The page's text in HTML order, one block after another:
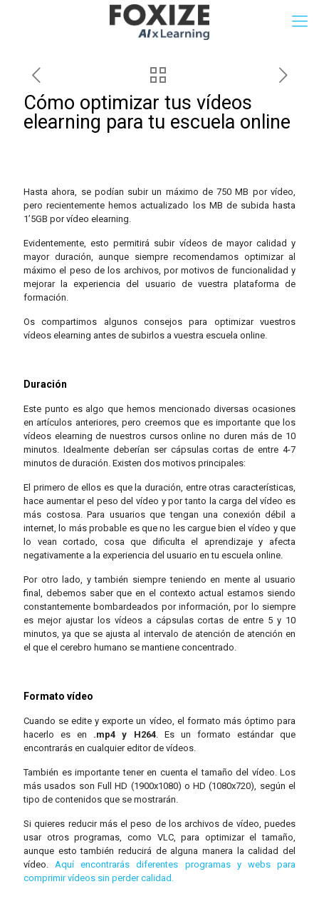
Cómo optimizar tus vídeos
elearning para tu escuela online
Hasta ahora, se podían subir un máximo de 750 MB por vídeo,
pero recientemente hemos actualizado los MB de subida hasta
1’5GB por vídeo elearning.
Evidentemente, esto permitirá subir vídeos de mayor calidad y
mayor duración, aunque siempre recomendamos optimizar al
máximo el peso de los archivos, por motivos de funcionalidad y
mejorar la experiencia del usuario de vuestra plataforma de
formación.
Os compartimos algunos consejos para optimizar vuestros
vídeos elearning antes de subirlos a vuestra escuela online.
Duración
Este punto es algo que hemos mencionado diversas ocasiones
en artículos anteriores, pero creemos que es importante que los
vídeos elearning de nuestros cursos online no duren más de 10
minutos. Idealmente deberían ser cápsulas cortas de entre 4-7
minutos de duración. Existen dos motivos principales:
El primero de ellos es que la duración, entre otras características,
hace aumentar el peso del vídeo y por tanto la carga del vídeo es
más costosa. Para usuarios que tengan una conexión débil a
internet, lo más probable es que no les cargue bien el vídeo y que
lo vean cortado, cosa que dificulta el aprendizaje y afecta
negativamente a la experiencia del usuario en tu escuela online.
Por otro lado, y también siempre teniendo en mente al usuario
final, debemos saber que en el contexto actual estamos siendo
constantemente bombardeados por información, por lo siempre
es mejor ajustar los vídeos a cápsulas cortas de entre 5 y 10
minutos, ya que se ajusta al intervalo de atención de atención en
el que el cerebro humano se mantiene concentrado.
Formato vídeo
Cuando se edite y exporte un vídeo, el formato más óptimo para
hacerlo es en .mp4 y H264. Es un formato estándar que
encontrarás en cualquier editor de vídeos.
También es importante tener en cuenta el tamaño del vídeo. Los
más usados son Full HD (1900x1080) o HD (1080x720), según el
tipo de contenidos que se mostrarán.
Si quieres reducir más el peso de los archivos de vídeo, puedes
usar otros programas, como VLC, para optimizar el tamaño,
aunque esto también reducirá de alguna manera la calidad del
vídeo. Aquí encontrarás diferentes programas y webs para
comprimir vídeos sin perder calidad.